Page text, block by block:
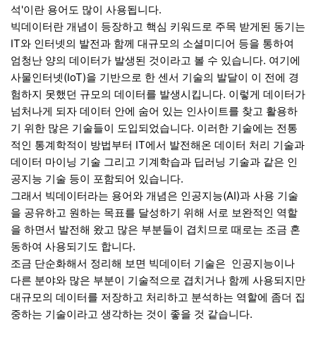
석'이란 용어도 많이 사용됩니다.
빅데이터란 개념이 등장하고 핵심 키워드로 주목 받게된 동기는
IT와 인터넷의 발전과 함께 대규모의 소셜미디어 등을 통하여
엄청난 양의 데이터가 발생된 것이라고 볼 수 있습니다. 여기에
사물인터넷(IoT)을 기반으로 한 센서 기술의 발달이 이 전에 경
험하지 못했던 규모의 데이터를 발생시킵니다. 이렇게 데이터가
넘처나게 되자 데이터 안에 숨어 있는 인사이트를 찾고 활용하
기 위한 많은 기술들이 도입되었습니다. 이러한 기술에는 전통
적인 통계학적이 방법부터 IT에서 발전해온 데이터 처리 기술과
데이터 마이닝 기술 그리고 기계학습과 딥러닝 기술과 같은 인
공지능 기술 등이 포함되어 있습니다.
그래서 빅데이터라는 용어와 개념은 인공지능(AI)과 사용 기술
을 공유하고 원하는 목표를 달성하기 위해 서로 보완적인 역할
을 하면서 발전해 왔고 많은 부분들이 겹치므로 때로는 조금 혼
동하여 사용되기도 합니다.
조금 단순화해서 정리해 보면 빅데이터 기술은 인공지능이나
다른 분야와 많은 부분이 기술적으로 겹치거나 함께 사용되지만
대규모의 데이터를 저장하고 처리하고 분석하는 역할에 좀더 집
중하는 기술이라고 생각하는 것이 좋을 것 같습니다.